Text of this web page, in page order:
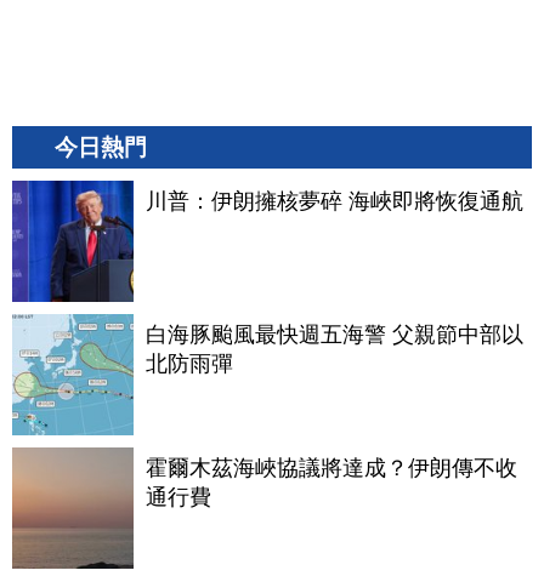
今日熱門
川普：伊朗擁核夢碎 海峽即將恢復通航
白海豚颱風最快週五海警 父親節中部以
北防雨彈
霍爾木茲海峽協議將達成？伊朗傳不收
通行費